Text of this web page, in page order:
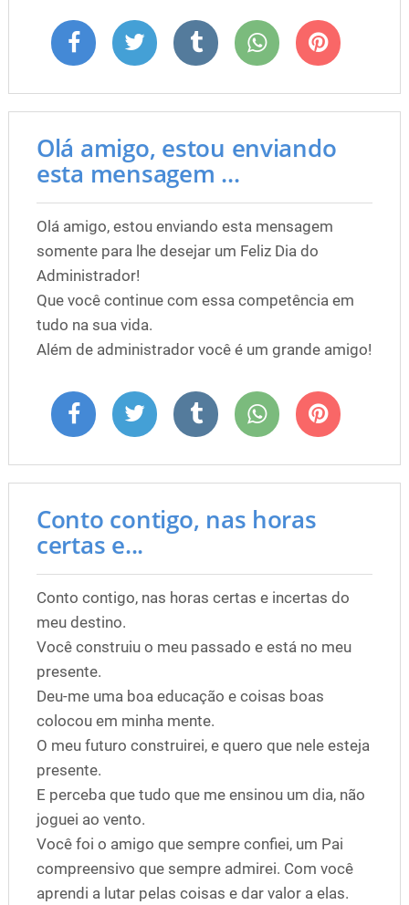
Olá amigo, estou enviando
esta mensagem ...
Olá amigo, estou enviando esta mensagem
somente para lhe desejar um Feliz Dia do
Administrador!
Que você continue com essa competência em
tudo na sua vida.
Além de administrador você é um grande amigo!
Conto contigo, nas horas
certas e...
Conto contigo, nas horas certas e incertas do
meu destino.
Você construiu o meu passado e está no meu
presente.
Deu-me uma boa educação e coisas boas
colocou em minha mente.
O meu futuro construirei, e quero que nele esteja
presente.
E perceba que tudo que me ensinou um dia, não
joguei ao vento.
Você foi o amigo que sempre confiei, um Pai
compreensivo que sempre admirei. Com você
aprendi a lutar pelas coisas e dar valor a elas.